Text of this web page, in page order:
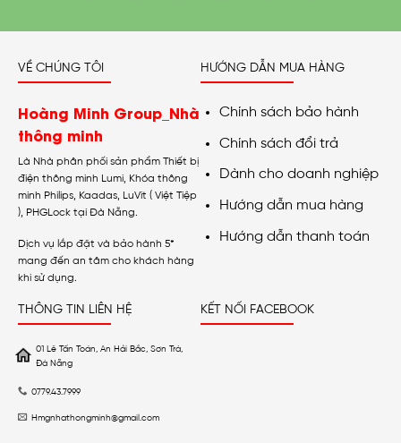
VỀ CHÚNG TÔI
Hoàng Minh Group_Nhà
thông minh
Là Nhà phân phối sản phẩm Thiết bị
điện thông minh Lumi, Khóa thông
minh Philips, Kaadas, LuVit ( Việt Tiệp
), PHGLock tại Đà Nẵng.
Dịch vụ lắp đặt và bảo hành 5*
mang đến an tâm cho khách hàng
khi sử dụng.
HƯỚNG DẪN MUA HÀNG
Chính sách bảo hành
Chính sách đổi trả
Dành cho doanh nghiệp
Hướng dẫn mua hàng
Hướng dẫn thanh toán
THÔNG TIN LIÊN HỆ
01 Lê Tấn Toán, An Hải Bắc, Sơn Trà,
Đà Nẵng
0779.43.7999
Hmgnhathongminh@gmail.com
KẾT NỐI FACEBOOK